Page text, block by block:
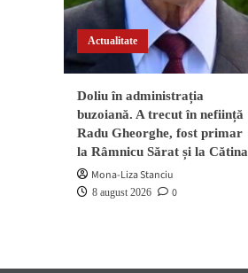
pe
câmp
Actualitate
Doliu în administrația
buzoiană. A trecut în neființă
Radu Gheorghe, fost primar
la Râmnicu Sărat și la Cătina
Mona-Liza Stanciu
8 august 2026 0